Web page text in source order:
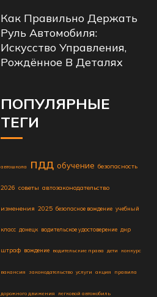
Как Правильно Держать
Руль Автомобиля:
Искусство Управления,
Рождённое В Деталях
ПОПУЛЯРНЫЕ
ТЕГИ
автошкола пдд обучение безопасность
2026 советы автозаконодательство
изменения 2025 безопасное вождение учебный
класс донецк водительское удостоверение днр
штраф вождение водительские права дети конкурс
вакансия законодательство услуги акция правила
дорожного движения легковой автомобиль